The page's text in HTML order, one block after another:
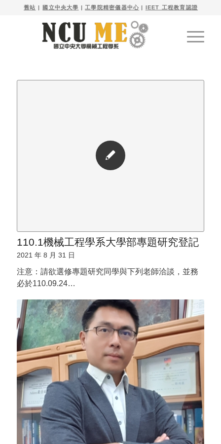
舊站 | 國立中央大學 | 工學院精密儀器中心 | IEET 工程教育認證
110.1機械工程學系大學部專題研究登記
2021 年 8 月 31 日
注意：請欲選修專題研究同學與下列老師洽談，並務
必於110.09.24…